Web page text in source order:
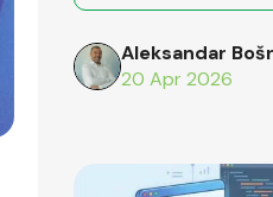
Aleksandar
20 Apr 2026